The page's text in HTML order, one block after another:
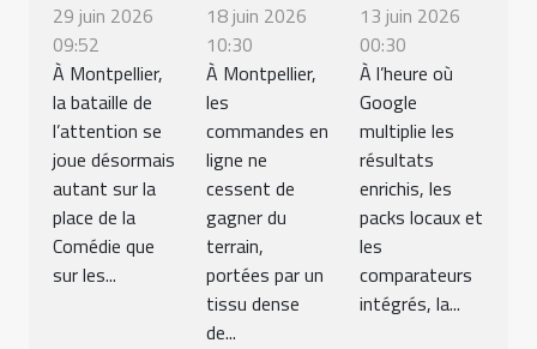
29 juin 2026
09:52
À Montpellier,
la bataille de
l’attention se
joue désormais
autant sur la
place de la
Comédie que
sur les...
18 juin 2026
10:30
À Montpellier,
les
commandes en
ligne ne
cessent de
gagner du
terrain,
portées par un
tissu dense
de...
13 juin 2026
00:30
À l’heure où
Google
multiplie les
résultats
enrichis, les
packs locaux et
les
comparateurs
intégrés, la...